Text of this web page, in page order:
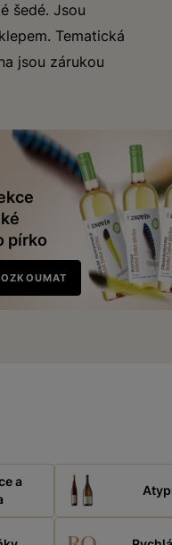
šedé. Jsou
Tematická
jsou zárukou
pírko
a